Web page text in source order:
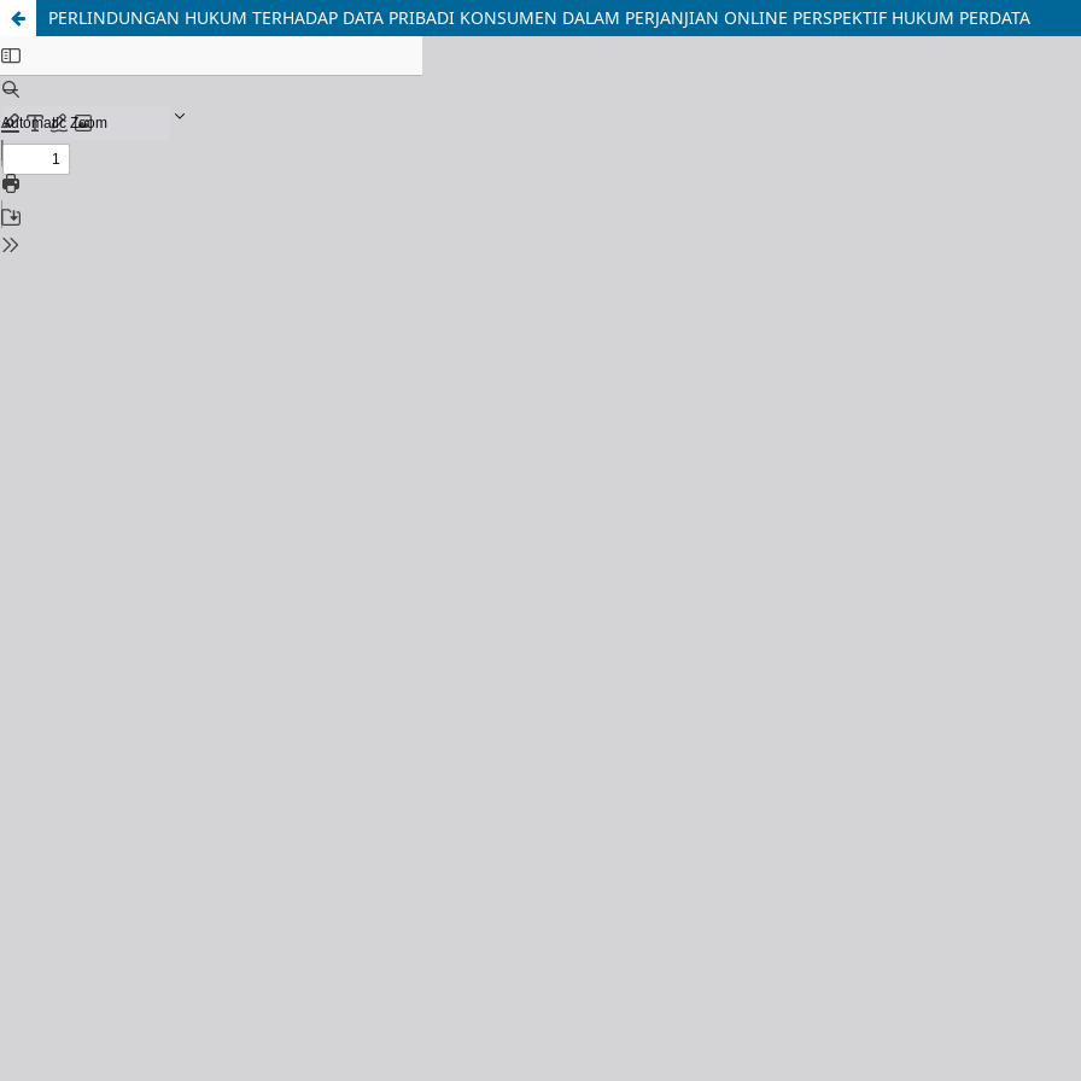
PERLINDUNGAN HUKUM TERHADAP DATA PRIBADI KONSUMEN DALAM PERJANJIAN ONLINE PERSPEKTIF HUKUM PERDATA